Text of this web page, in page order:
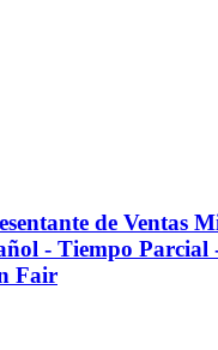
de Ventas
- Tiempo Parcial
Fair